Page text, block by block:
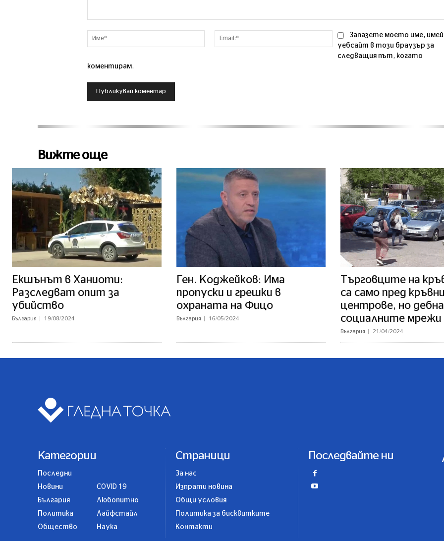
Име*
Email:*Запазете моето име,
уебсайт в този браузър за
следващия път, когато
коментирам.
Вижте още
Екшънът в Ханиоти:
Разследват опит за
убийство
България 19/08/2024
Ген. Коджейков: Има
пропуски и грешки в
охраната на Фицо
България 16/05/2024
Търговците на
са само пред
центрове, но
социалните мрежи
България 21/04/2024
Категории
Последни
Новини
България
Политика
Общество
COVID 19
Любопитно
Лайфстайл
Наука
Страници
За нас
Изпрати новина
Общи условия
Политика за бисквитките
Контакти
Последвайте ни